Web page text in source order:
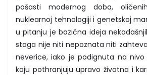
pošasti modernog doba,
nuklearnoj tehnologiji i genetskoj
u pitanju je bazična ideja
stoga nije niti nepoznata niti
neverice, iako je podignuta na
koju pothranjuju upravo životna i